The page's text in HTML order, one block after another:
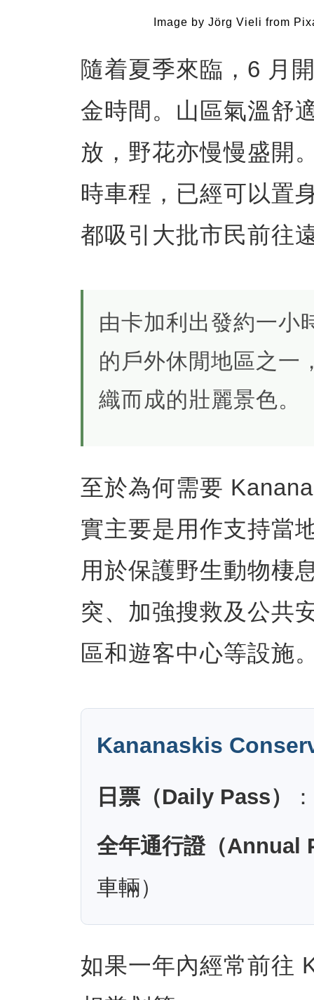
Image by Jörg Vieli from
隨着夏季來臨，6 月
金時間。山區氣溫舒
放，野花亦慢慢盛開
時車程，已經可以置
都吸引大批市民前往
由卡加利出發約一小
的戶外休閒地區之一
織而成的壯麗景色。
至於為何需要
實主要是用作支持當
用於保護野生動物棲
突、加強搜救及公共
區和遊客中心等設施
Kananaskis
日票（Daily Pass）
全年通行證（Annual
車輛）
如果一年內經常前往